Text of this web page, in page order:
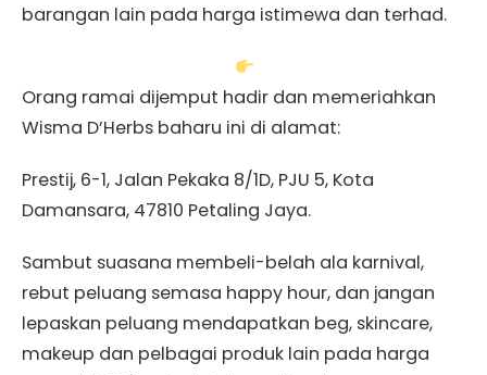
barangan lain pada harga istimewa dan terhad.
Orang ramai dijemput hadir dan memeriahkan
Wisma D’Herbs baharu ini di alamat:
Prestij, 6-1, Jalan Pekaka 8/1D, PJU 5, Kota
Damansara, 47810 Petaling Jaya.
Sambut suasana membeli-belah ala karnival,
rebut peluang semasa happy hour, dan jangan
lepaskan peluang mendapatkan beg, skincare,
makeup dan pelbagai produk lain pada harga